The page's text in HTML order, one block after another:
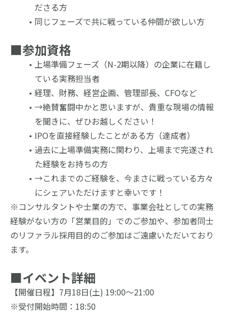
ださる方
同じフェーズで共に戦っている仲間が欲しい方
■参加資格
上場準備フェーズ（N-2期以降）の企業に在籍し
ている実務担当者
経理、財務、経営企画、管理部長、CFOなど
→絶賛奮闘中かと思いますが、貴重な現場の情報
を聞きに、ぜひお越しください！
IPOを直接経験したことがある方（達成者）
過去に上場準備実務に関わり、上場まで完遂され
た経験をお持ちの方
→これまでのご経験を、今まさに戦っている方々
にシェアいただけますと幸いです！
※コンサルタントや士業の方で、事業会社としての実務
経験がない方の「営業目的」でのご参加や、参加者同士
のリファラル採用目的のご参加はご遠慮いただいており
ます。
■イベント詳細
【開催日程】7月18日(土) 19:00～21:00
※受付開始時間：18:50